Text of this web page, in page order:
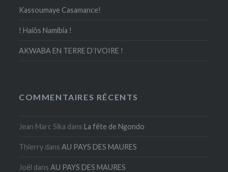
Kassoumaye Casamance!
! Haiôs Namibia !
AKWABA EN TERRE D’IVOIRE !
COMMENTAIRES RÉCENTS
Jean Marc Sika dansLa fête de Ngondo
Thierry dansAU PAYS DES MAURES
Joël dansAU PAYS DES MAURES